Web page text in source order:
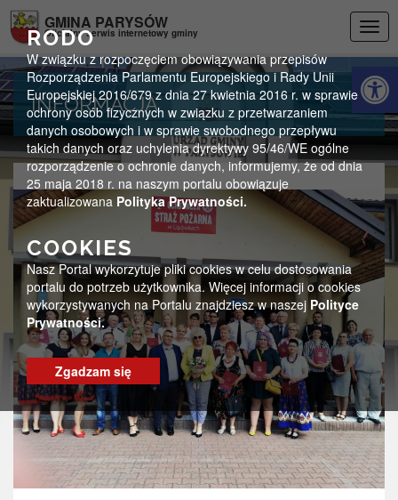
RODO
W związku z rozpoczęciem obowiązywania przepisów
Rozporządzenia Parlamentu Europejskiego i Rady Unii
Europejskiej 2016/679 z dnia 27 kwietnia 2016 r. w sprawie
ochrony osób fizycznych w związku z przetwarzaniem
danych osobowych i w sprawie swobodnego przepływu
takich danych oraz uchylenia dyrektywy 95/46/WE ogólne
rozporządzenie o ochronie danych, informujemy, że od dnia
25 maja 2018 r. na naszym portalu obowiązuje
zaktualizowana Polityka Prywatności.
COOKIES
Nasz Portal wykorzytuje pliki cookies w celu dostosowania
portalu do potrzeb użytkownika. Więcej informacji o cookies
wykorzystywanych na Portalu znajdziesz w naszej Polityce
Prywatności.
Zgadzam się
GMINA PARYSÓW
Oficjalny serwis internetowy gminy
INFORMACJA